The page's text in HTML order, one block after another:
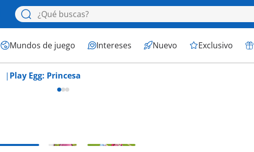
Mundos de juego Intereses Nuevo Exclusivo
Play Egg: Princesa